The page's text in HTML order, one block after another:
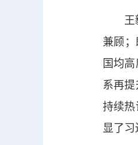
王毅
兼顾
国均
系再
持续热
显了习